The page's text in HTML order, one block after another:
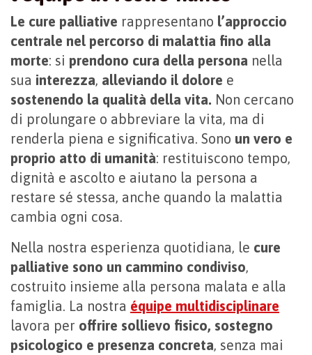
Le cure palliative rappresentano l’approccio
centrale nel percorso di malattia fino alla
morte: si prendono cura della persona nella
sua interezza, alleviando il dolore e
sostenendo la qualità della vita. Non cercano
di prolungare o abbreviare la vita, ma di
renderla piena e significativa. Sono un vero e
proprio atto di umanità: restituiscono tempo,
dignità e ascolto e aiutano la persona a
restare sé stessa, anche quando la malattia
cambia ogni cosa.
Nella nostra esperienza quotidiana, le cure
palliative sono un cammino condiviso,
costruito insieme alla persona malata e alla
famiglia. La nostra équipe multidisciplinare
lavora per offrire sollievo fisico, sostegno
psicologico e presenza concreta, senza mai